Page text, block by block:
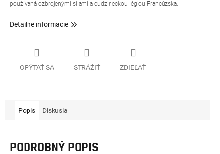
používaná ozbrojenými silami a cudzineckou légiou Francúzska.
Detailné informácie
OPÝTAŤ SA STRÁŽIŤ ZDIEĽAŤ
Popis Diskusia
PODROBNÝ POPIS